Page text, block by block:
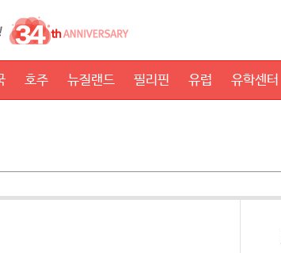
호주 뉴질랜드 필리핀 유럽 유학센터